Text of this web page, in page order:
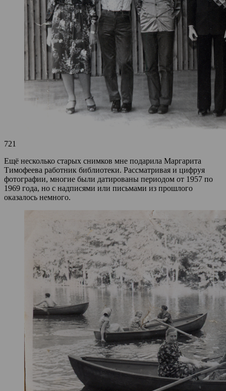
721
Ещё несколько старых снимков мне подарила Маргарита
Тимофеева работник библиотеки. Рассматривая и цифруя
фотографии, многие были датированы периодом от 1957 по
1969 года, но с надписями или письмами из прошлого
оказалось немного.